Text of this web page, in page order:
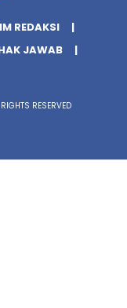
REDAKSI
JAWAB
RESERVED